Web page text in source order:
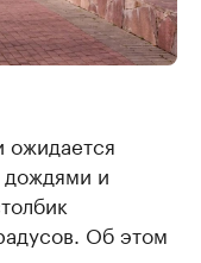
дождями и
Об этом